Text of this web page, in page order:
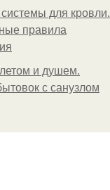
для кровли.
правила
и душем.
с санузлом